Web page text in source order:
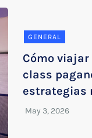
GENERAL
Cómo
class
estrategias